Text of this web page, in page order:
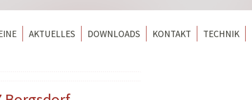
AKTUELLES DOWNLOADS KONTAKT TECHNIK